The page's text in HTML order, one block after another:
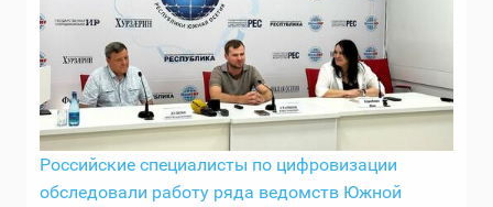
Российские специалисты по цифровизации
обследовали работу ряда ведомств Южной